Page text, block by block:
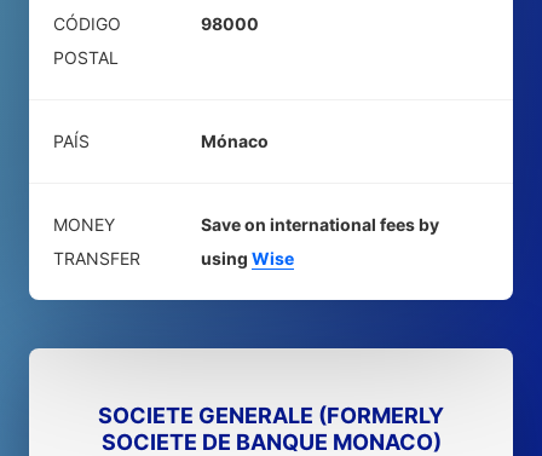
CÓDIGO
POSTAL
98000
PAÍS Mónaco
MONEY
TRANSFER
Save on international fees by
using Wise
SOCIETE GENERALE (FORMERLY
SOCIETE DE BANQUE MONACO)